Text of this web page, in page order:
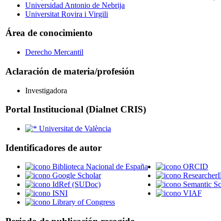
Universidad Antonio de Nebrija
Universitat Rovira i Virgili
Área de conocimiento
Derecho Mercantil
Aclaración de materia/profesión
Investigadora
Portal Institucional (Dialnet CRIS)
Universitat de València
Identificadores de autor
Biblioteca Nacional de España
Google Scholar
IdRef (SUDoc)
ISNI
Library of Congress
ORCID
Semantic
VIAF